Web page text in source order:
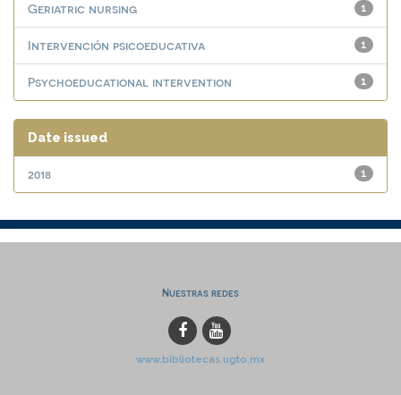
1
Geriatric nursing
1
Intervención psicoeducativa
1
Psychoeducational intervention
Date issued
1
2018
Nuestras redes
www.bibliotecas.ugto.mx